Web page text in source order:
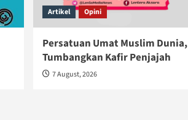
Artikel Opini
Persatuan Umat Muslim Dunia,
Tumbangkan Kafir Penjajah
7 August, 2026